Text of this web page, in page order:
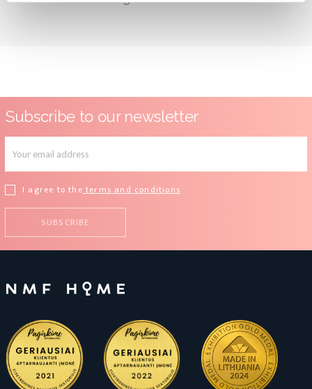
Subscribe to our newsletter
I agree to theterms and conditions